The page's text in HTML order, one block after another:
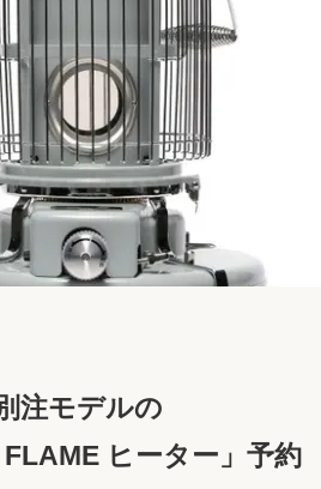
注モデルの
ヒーター」予約